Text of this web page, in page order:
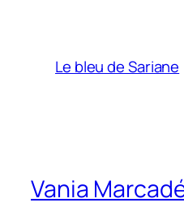
Le bleu de Sariane
Vania